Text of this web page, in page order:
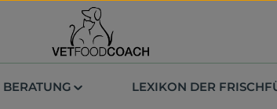
BERATUNG LEXIKON DER